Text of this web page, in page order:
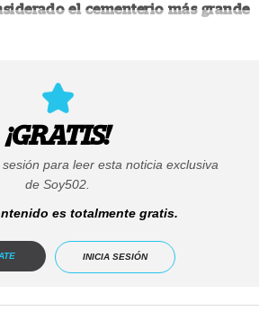
el cementerio más grande
¡GRATIS!
para leer esta noticia exclusiva
de Soy502.
es totalmente gratis.
INICIA SESIÓN